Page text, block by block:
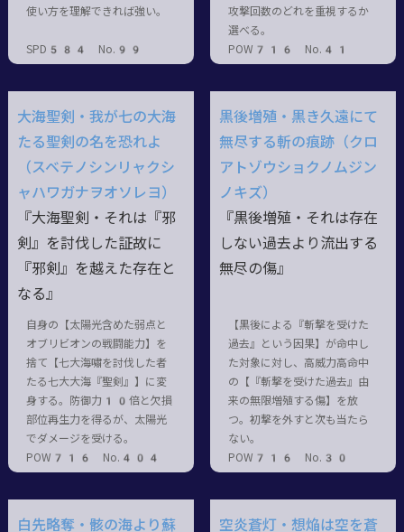
使い方を理解できれば強い。
SPD584 No.99
攻撃回数のどれを重視するか
選べる。
POW716 No.41
大海聖剣・我が七の大海
たる聖剣の名を恐れよ
（スベテノシンリャクシ
ャハワガナヲオソレヨ）
『大海聖剣・それは『邪
剣』を討伐した証故に
『邪剣』を越えた存在と
なる』
自身の【太陽光含めた弱点と
オブリビオンの戦闘能力】を
捨て【七大海嘯を討伐した者
たる七大大海『聖剣』】に変
身する。防御力10倍と欠損
部位再生力を得るが、太陽光
でダメージを受ける。
POW716 No.404
黒後増殖・黒き久遠にて
無尽する斬の痕跡（クロ
アトゾウショクノムジン
ノキズ）
『黒後増殖・それは存在
しない過去より流出する
無尽の傷』
【黒後による『斬撃を受けた
過去』という因果】が命中し
た対象に対し、高威力高命中
の【『斬撃を受けた過去』由
来の無限増殖する傷】を放
つ。初撃を外すと次も当たら
ない。
POW716 No.30
白先略奪・骸の海より蘇
空炎蒼灯・想焔は空を蒼